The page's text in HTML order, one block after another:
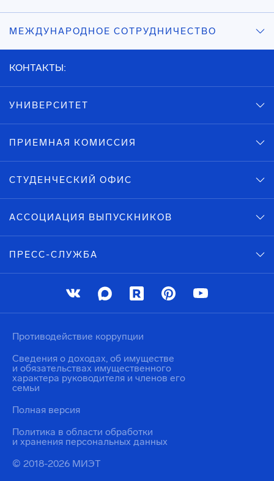
МЕЖДУНАРОДНОЕ СОТРУДНИЧЕСТВО
КОНТАКТЫ:
УНИВЕРСИТЕТ
ПРИЕМНАЯ КОМИССИЯ
СТУДЕНЧЕСКИЙ ОФИС
АССОЦИАЦИЯ ВЫПУСКНИКОВ
ПРЕСС-СЛУЖБА
© 2018-2026 МИЭТ
Политика в области обработки
и хранения персональных данных
Противодействие коррупции
Сведения о доходах, об имуществе
и обязательствах имущественного
характера руководителя и членов его
семьи
Полная версия